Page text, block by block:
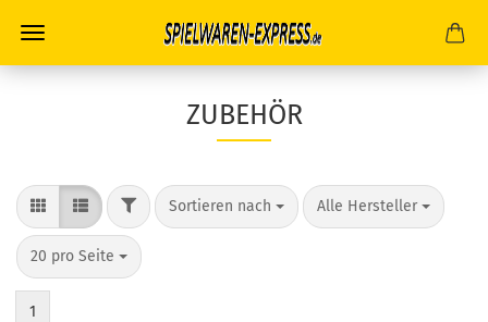
ZUBEHÖR
FILTERSortieren nach
Sortieren nach Alle Hersteller
pro Seite
20 pro Seite
pro Seite
1